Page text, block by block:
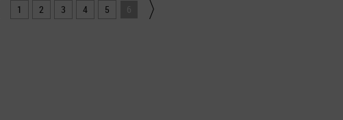
1 2 3 4 5 6